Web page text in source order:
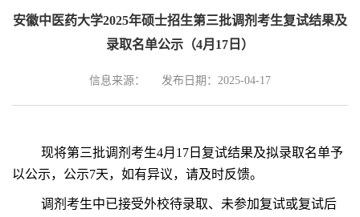
安徽中医药大学2025年硕士招生第三批调剂考生复试结果及
录取名单公示（4月17日）
信息来源： 发布日期：2025-04-17
现将第三批调剂 考生4月17日复试结果及拟录取名单予
以公示，公示7天，如有异议，请及时反馈。
调剂考生中已接受外校待录取、未参加复试或复试后